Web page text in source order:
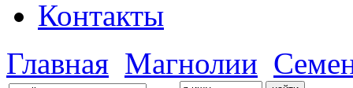
Контакты
Главная Магнолии